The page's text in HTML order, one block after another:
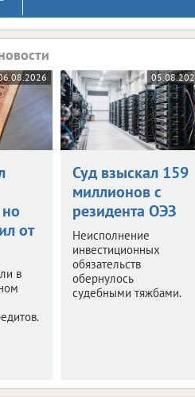
от
в
Суд взыскал 159
миллионов с
резидента ОЭЗ
Неисполнение
инвестиционных
обязательств
обернулось
судебными тяжбами.